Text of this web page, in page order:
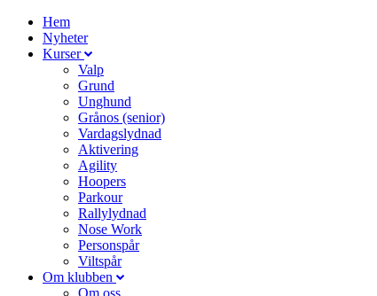
Hem
Nyheter
Kurser
Valp
Grund
Unghund
Grånos (senior)
Vardagslydnad
Aktivering
Agility
Hoopers
Parkour
Rallylydnad
Nose Work
Personspår
Viltspår
Om klubben
Om oss…